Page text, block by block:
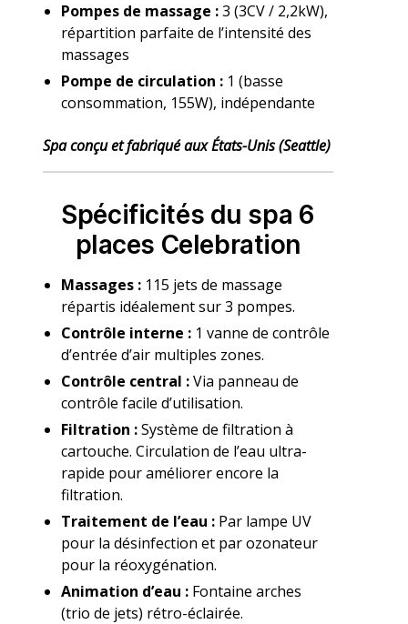
Pompes de massage :3 (3CV / 2,2kW),
répartition parfaite de l’intensité des
massages
Pompe de circulation :1 (basse
consommation, 155W), indépendante
Spa conçu et fabriqué aux États-Unis (Seattle)
Spécificités du spa 6
places Celebration
Massages :115 jets de massage
répartis idéalement sur 3 pompes.
Contrôle interne :1 vanne de contrôle
d’entrée d’air multiples zones.
Contrôle central :Via panneau de
contrôle facile d’utilisation.
Filtration :Système de filtration à
cartouche. Circulation de l’eau ultra-
rapide pour améliorer encore la
filtration.
Traitement de l’eau :Par lampe UV
pour la désinfection et par ozonateur
pour la réoxygénation.
Animation d’eau :Fontaine arches
(trio de jets) rétro-éclairée.